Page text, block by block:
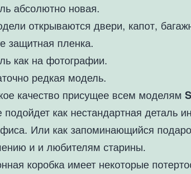
абсолютно новая.
открываются двери, капот,
защитная пленка.
как на фотографии.
редкая модель.
качество присущее всем моделям
подойдет как нестандартная деталь
Или как запоминающийся
и и любителям старины.
коробка имеет некоторые